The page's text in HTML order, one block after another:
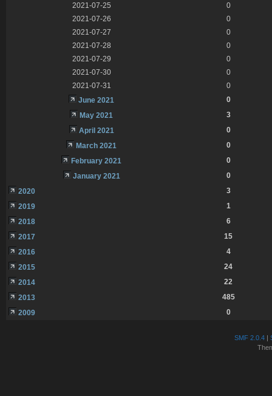
2021-07-25
0
2021-07-26
0
2021-07-27
0
2021-07-28
0
2021-07-29
0
2021-07-30
0
2021-07-31
0
June 2021
0
May 2021
3
April 2021
0
March 2021
0
February 2021
0
January 2021
0
2020
3
2019
1
2018
6
2017
15
2016
4
2015
24
2014
22
2013
485
2009
0
SMF 2.0.4|